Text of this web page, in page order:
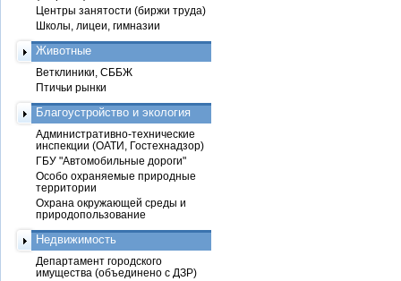
Центры занятости (биржи труда)
Школы, лицеи, гимназии
Животные
Ветклиники, СББЖ
Птичьи рынки
Благоустройство и экология
Административно-технические
инспекции (ОАТИ, Гостехнадзор)
ГБУ "Автомобильные дороги"
Особо охраняемые природные
территории
Охрана окружающей среды и
природопользование
Недвижимость
Департамент городского
имущества (объединено с ДЗР)